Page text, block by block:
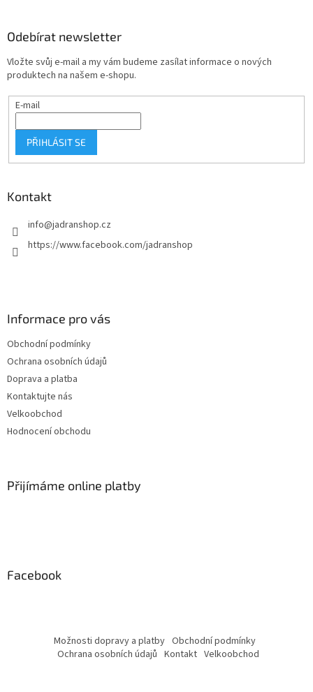
Odebírat newsletter
Vložte svůj e-mail a my vám budeme zasílat informace o nových
produktech na našem e-shopu.
E-mail
PŘIHLÁSIT SE
Kontakt
info@jadranshop.cz
https://www.facebook.com/jadranshop
Informace pro vás
Obchodní podmínky
Ochrana osobních údajů
Doprava a platba
Kontaktujte nás
Velkoobchod
Hodnocení obchodu
Přijímáme online platby
Facebook
Možnosti dopravy a platby Obchodní podmínky
Ochrana osobních údajů Kontakt Velkoobchod